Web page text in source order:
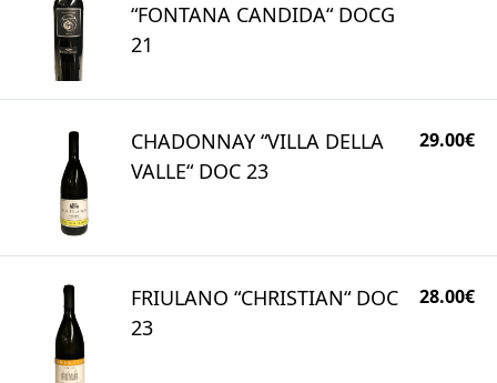
“FONTANA CANDIDA“ DOCG
21
CHADONNAY “VILLA DELLA
VALLE“ DOC 23
29.00€
FRIULANO “CHRISTIAN“ DOC
23
28.00€